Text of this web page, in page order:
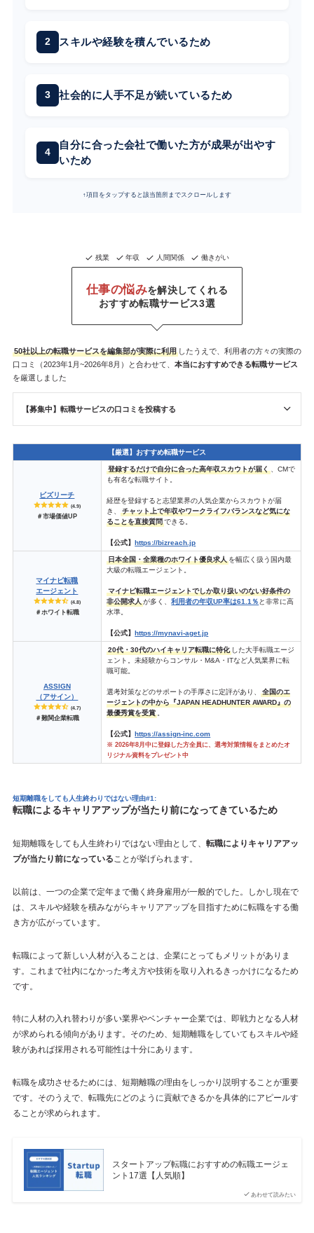
スキルや経験を積んでいるため
社会的に人手不足が続いているため
自分に合った会社で働いた方が成果が出やす
いため
↑項目をタップすると該当箇所までスクロールします
残業 年収 人間関係 働きがい
仕事の悩みを解決してくれる
おすすめ転職サービス3選
50社以上の転職サービスを編集部が実際に利用したうえで、利用者の方々の実際の
口コミ（2023年1月~2026年8月）と合わせて、 本当におすすめできる転職サービス
を厳選しました
【募集中】転職サービスの口コミを投稿する
【厳選】おすすめ転職サービス
ビズリーチ
(4.9)
＃市場価値UP
登録するだけで自分に合った高年収スカウトが届く
、CMで
も有名な転職サイト。
経歴を登録すると志望業界の人気企業からスカウトが届
き、
チャット上で年収やワークライフバランスなど気にな
ることを直接質問 できる。
【公式】https://bizreach.jp
マイナビ転職
エージェント
(4.8)
＃ホワイト転職
日本全国・全業種のホワイト優良求人 を幅広く扱う国内最
大級の転職エージェント。
マイナビ転職エージェントでしか取り扱いのない好条件の
非公開求人 が多く、利用者の年収UP率は61.1％ と非常に高
水準。
【公式】https://mynavi-aget.jp
ASSIGN
（アサイン）
(4.7)
＃難関企業転職
20代・30代のハイキャリア転職に特化 した大手転職エージ
ェント。未経験からコンサル・M&A・ITなど人気業界に転
職可能。
選考対策などのサポートの手厚さに定評があり、
全国のエ
ージェントの中から『JAPAN HEADHUNTER AWARD』の
最優秀賞を受賞
【公式】https://assign-inc.com
※ 2026年8月中に登録した方全員に、選考対策情報をまとめたオ
リジナル資料をプレゼント中
短期離職をしても人生終わりではない理由#1:
転職によるキャリアアップが当たり前になってきているため
短期離職をしても人生終わりではない理由として、 転職によりキャリアアッ
プが当たり前になっていることが挙げられます。
以前は、一つの企業で定年まで働く終身雇用が一般的でした。しかし現在で
は、スキルや経験を積みながらキャリアアップを目指すために転職をする働
き方が広がっています。
転職によって新しい人材が入ることは、企業にとってもメリットがありま
す。これまで社内になかった考え方や技術を取り入れるきっかけになるため
です。
特に人材の入れ替わりが多い業界やベンチャー企業では、即戦力となる人材
が求められる傾向があります。そのため、短期離職をしていてもスキルや経
験があれば採用される可能性は十分にあります。
転職を成功させるためには、短期離職の理由をしっかり説明することが重要
です。そのうえで、転職先にどのように貢献できるかを具体的にアピールす
ることが求められます。
あわせて読みたい
スタートアップ転職におすすめの転職エージェ
ント17選【人気順】